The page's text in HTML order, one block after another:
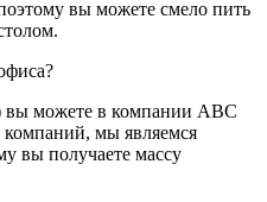
вы можете смело пить
вы можете в компании ABC
компаний, мы являемся
вы получаете массу